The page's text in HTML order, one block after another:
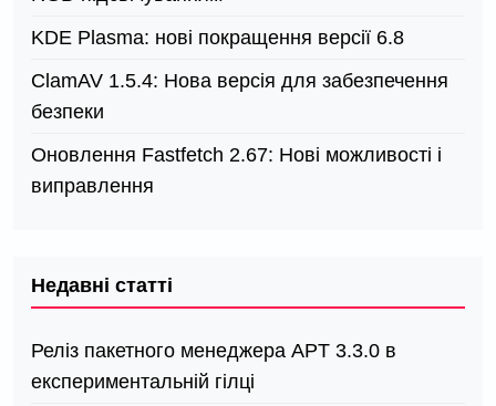
KDE Plasma: нові покращення версії 6.8
ClamAV 1.5.4: Нова версія для забезпечення
безпеки
Оновлення Fastfetch 2.67: Нові можливості і
виправлення
Недавні статті
Реліз пакетного менеджера APT 3.3.0 в
експериментальній гілці